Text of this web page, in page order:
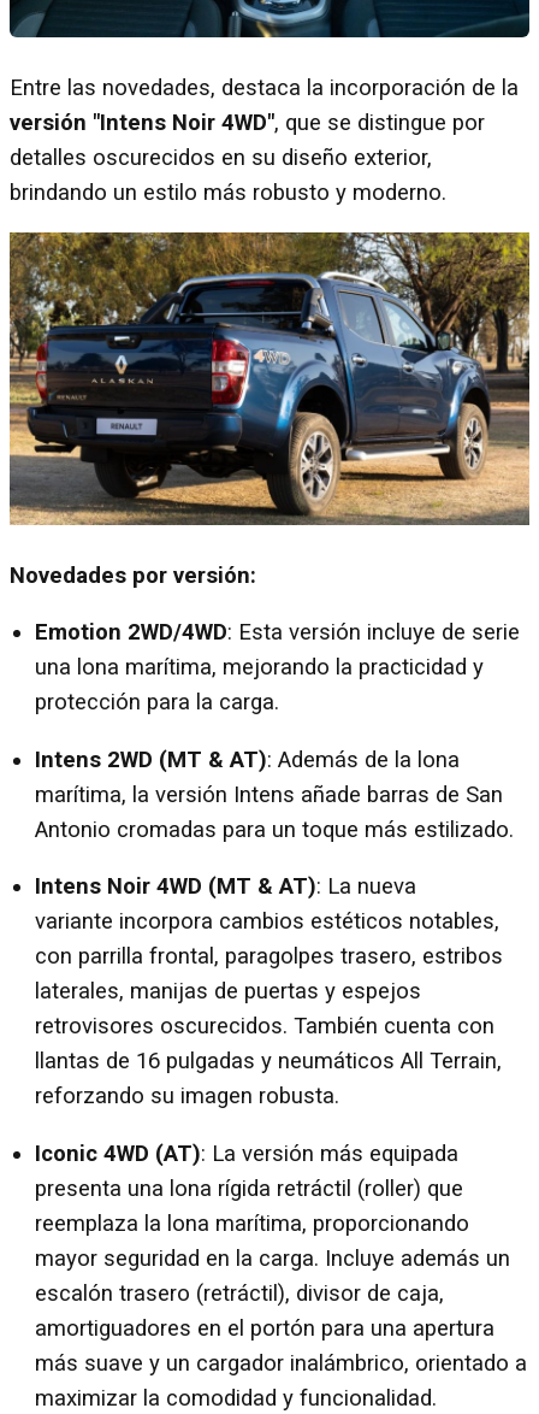
Entre las novedades, destaca la incorporación de la
versión "Intens Noir 4WD", que se distingue por
detalles oscurecidos en su diseño exterior,
brindando un estilo más robusto y moderno.
Novedades por versión:
Emotion 2WD/4WD: Esta versión incluye de serie
una lona marítima, mejorando la practicidad y
protección para la carga.
Intens 2WD (MT & AT): Además de la lona
marítima, la versión Intens añade barras de San
Antonio cromadas para un toque más estilizado.
Intens Noir 4WD (MT & AT): La nueva
variante incorpora cambios estéticos notables,
con parrilla frontal, paragolpes trasero, estribos
laterales, manijas de puertas y espejos
retrovisores oscurecidos. También cuenta con
llantas de 16 pulgadas y neumáticos All Terrain,
reforzando su imagen robusta.
Iconic 4WD (AT): La versión más equipada
presenta una lona rígida retráctil (roller) que
reemplaza la lona marítima, proporcionando
mayor seguridad en la carga. Incluye además un
escalón trasero (retráctil), divisor de caja,
amortiguadores en el portón para una apertura
más suave y un cargador inalámbrico, orientado a
maximizar la comodidad y funcionalidad.